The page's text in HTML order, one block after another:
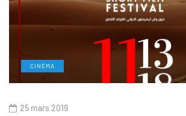
CINÉMA
25 mars 2019